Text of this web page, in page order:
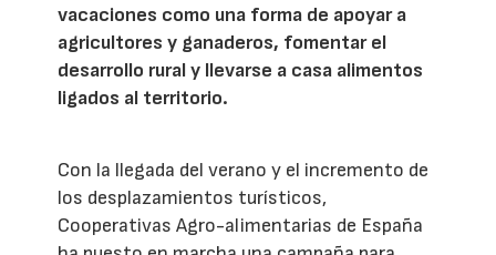
vacaciones como una forma de apoyar a
agricultores y ganaderos, fomentar el
desarrollo rural y llevarse a casa alimentos
ligados al territorio.
Con la llegada del verano y el incremento de
los desplazamientos turísticos,
Cooperativas Agro-alimentarias de España